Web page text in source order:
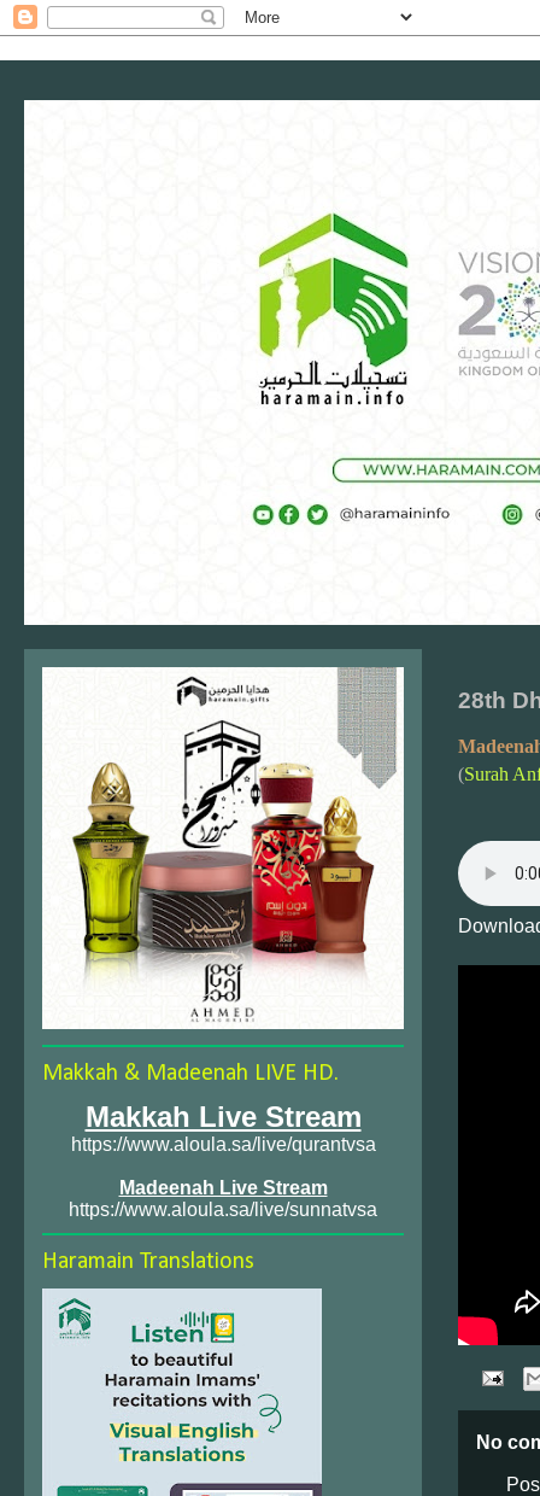
28th
(Surah
No
Makkah & Madeenah LIVE HD.
Makkah Live Stream
https://www.aloula.sa/live/qurantvsa
Madeenah Live Stream
https://www.aloula.sa/live/sunnatvsa
Haramain Translations